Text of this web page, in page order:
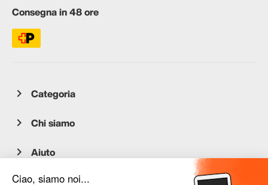
Consegna in 48 ore
Categoria
Chi siamo
Aiuto
Servizio clienti